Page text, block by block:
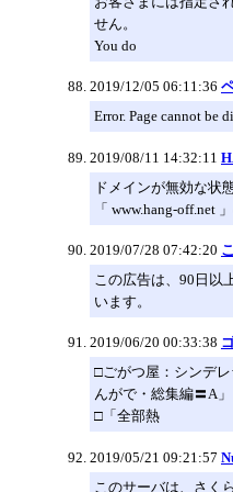
せん。
You do
2019/12/05 06:11:36
Error. Page cannot be
2019/08/11 14:32:11
ドメインが無効な状
「 www.hang-off.net
2019/07/28 07:42:20
この広告は、90日以
います。
2019/06/20 00:33:38
□ごがつ屋：シンデ
んがで・総集編〓A
□「全部熱
2019/05/21 09:21:57
このサーバは、さく